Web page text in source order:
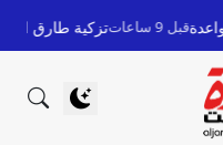
تزكية طارق القادري في